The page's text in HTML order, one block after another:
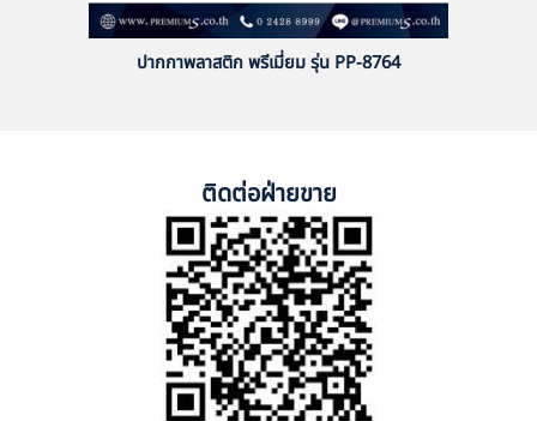
ปากกาพลาสติก พรีเมี่ยม รุ่น PP-8764
ติดต่อฝ่ายขาย